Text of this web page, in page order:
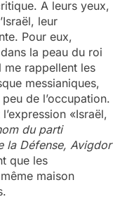
A leurs yeux,
leur
Pour eux,
la peau du roi
me rappellent les
messianiques,
de l’occupation.
«Israël,
du parti
la Défense, Avigdor
que les
maison